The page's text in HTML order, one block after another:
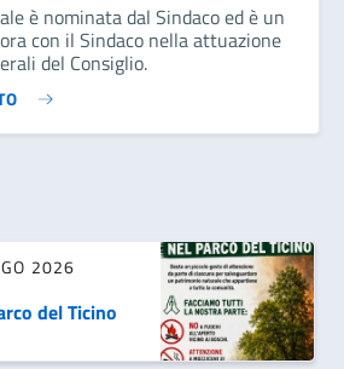
è nominata dal Sindaco ed è un
con il Sindaco nella attuazione
del Consiglio.
2026
del Ticino